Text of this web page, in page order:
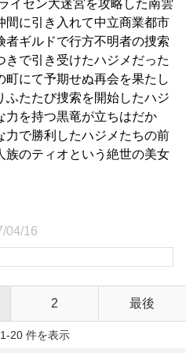
イセン大迷宮を攻略した南雲
間に引き入れて中立商業都市
者ギルドで行方不明者の捜索
きで引き受けたハジメだった
町にて予期せぬ再会を果たし
たたび捜索を開始したハジ
力を持つ黒竜が立ちはだか
力で勝利したハジメたちの前
族のティオという絶世の美女
04/16
2 最後
20 件を表示